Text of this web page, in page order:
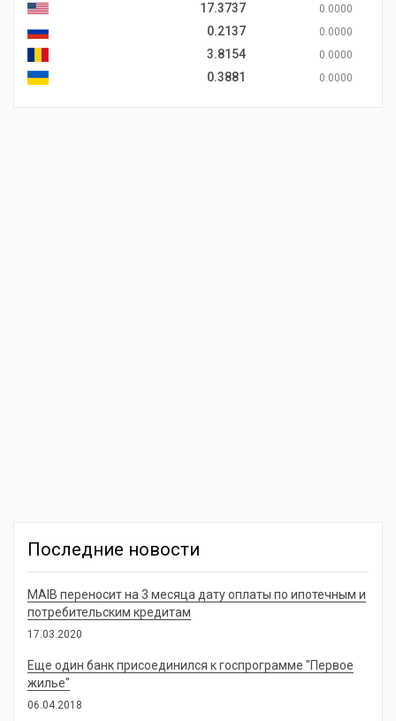
17.3737 0.0000
0.2137 0.0000
3.8154 0.0000
0.3881 0.0000
Последние новости
MAIB переносит на 3 месяца дату оплаты по ипотечным и
потребительским кредитам
17.03.2020
Еще один банк присоединился к госпрограмме "Первое
жилье"
06.04.2018